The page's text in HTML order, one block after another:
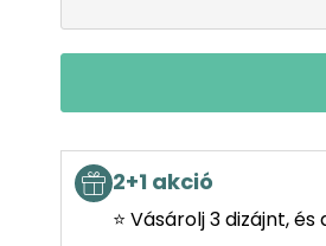
2+1 akció
⭐ Vásárolj 3 dizájnt,